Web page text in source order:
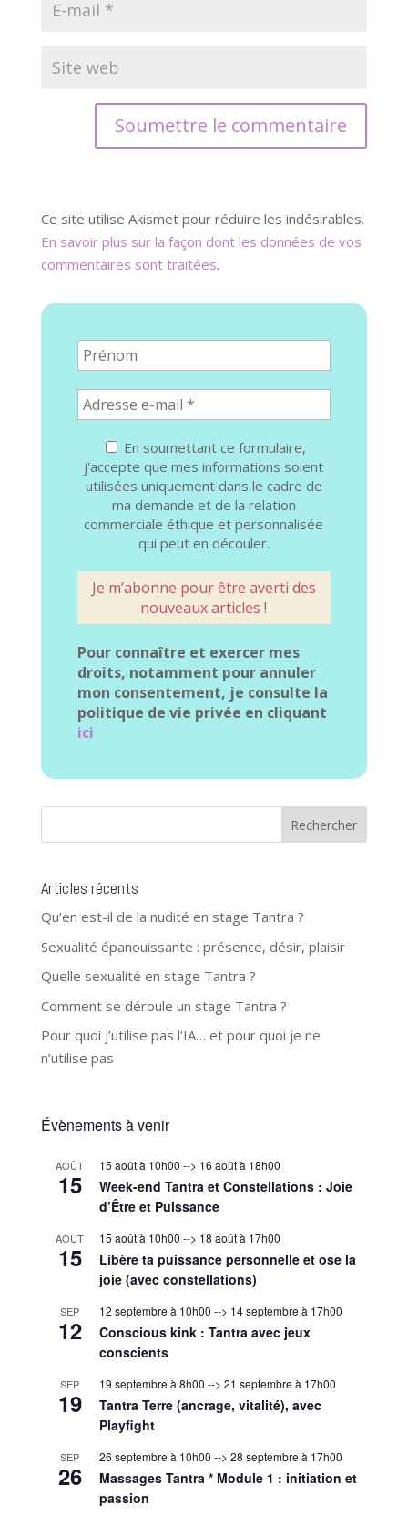
Soumettre le commentaire
Ce site utilise Akismet pour réduire les indésirables.
En savoir plus sur la façon dont les données de vos
commentaires sont traitées.
En soumettant ce formulaire,
j'accepte que mes informations soient
utilisées uniquement dans le cadre de
ma demande et de la relation
commerciale éthique et personnalisée
qui peut en découler.
Pour connaître et exercer mes
droits, notamment pour annuler
mon consentement, je consulte la
politique de vie privée en cliquant
ici
Articles récents
Qu’en est-il de la nudité en stage Tantra ?
Sexualité épanouissante : présence, désir, plaisir
Quelle sexualité en stage Tantra ?
Comment se déroule un stage Tantra ?
Pour quoi j’utilise pas l’IA… et pour quoi je ne
n’utilise pas
Évènements à venir
AOÛT
15
15 août à 10h00 --> 16 août à 18h00
Week-end Tantra et Constellations : Joie
d’Être et Puissance
AOÛT
15
15 août à 10h00 --> 18 août à 17h00
Libère ta puissance personnelle et ose la
joie (avec constellations)
SEP
12
12 septembre à 10h00 --> 14 septembre à 17h00
Conscious kink : Tantra avec jeux
conscients
SEP
19
19 septembre à 8h00 --> 21 septembre à 17h00
Tantra Terre (ancrage, vitalité), avec
Playfight
SEP
26
26 septembre à 10h00 --> 28 septembre à 17h00
Massages Tantra * Module 1 : initiation et
passion